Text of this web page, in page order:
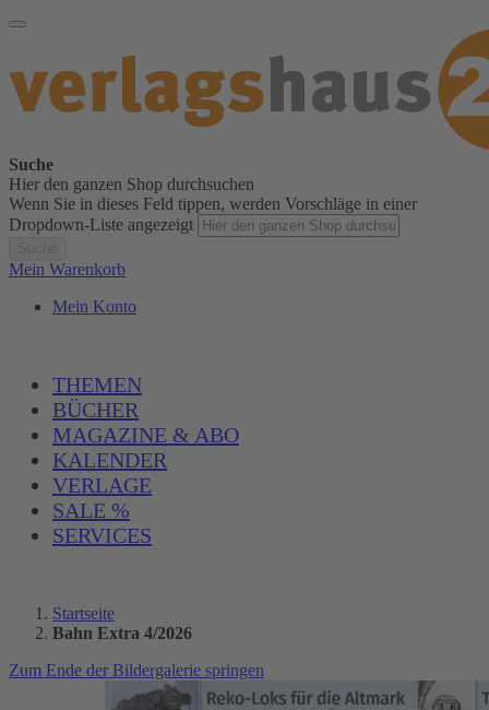
Suche
Hier den ganzen Shop durchsuchen
Wenn Sie in dieses Feld tippen, werden Vorschläge in einer
Dropdown-Liste angezeigt
Mein Warenkorb
Mein Konto
THEMEN
BÜCHER
MAGAZINE & ABO
KALENDER
VERLAGE
SALE %
SERVICES
Startseite
Bahn Extra 4/2026
Zum Ende der Bildergalerie springen